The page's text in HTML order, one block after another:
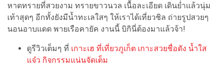
หาดทรายที่สวยงาม ทรายขาวนวล เนื้อละเอียด เดินย่ำแล้วนุ่ม
เท้าสุดๆ อีกทั้งยังมีน้ำทะเลใสๆ ให้เราได้เที่ยวชิล ถ่ายรูปสวยๆ
นอนอาบแดด พายเรือคายัค งานนี้ บิกินี่ต้องมาแล้วจ้า!
ดูรีวิวเต็มๆ ที่ เกาะเฮ ที่เที่ยวภูเก็ต เกาะสวยชื่อดัง น้ำใส
แจ๋ว กิจกรรมแน่นจัดเต็ม